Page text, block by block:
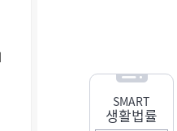
SMART
생활법률